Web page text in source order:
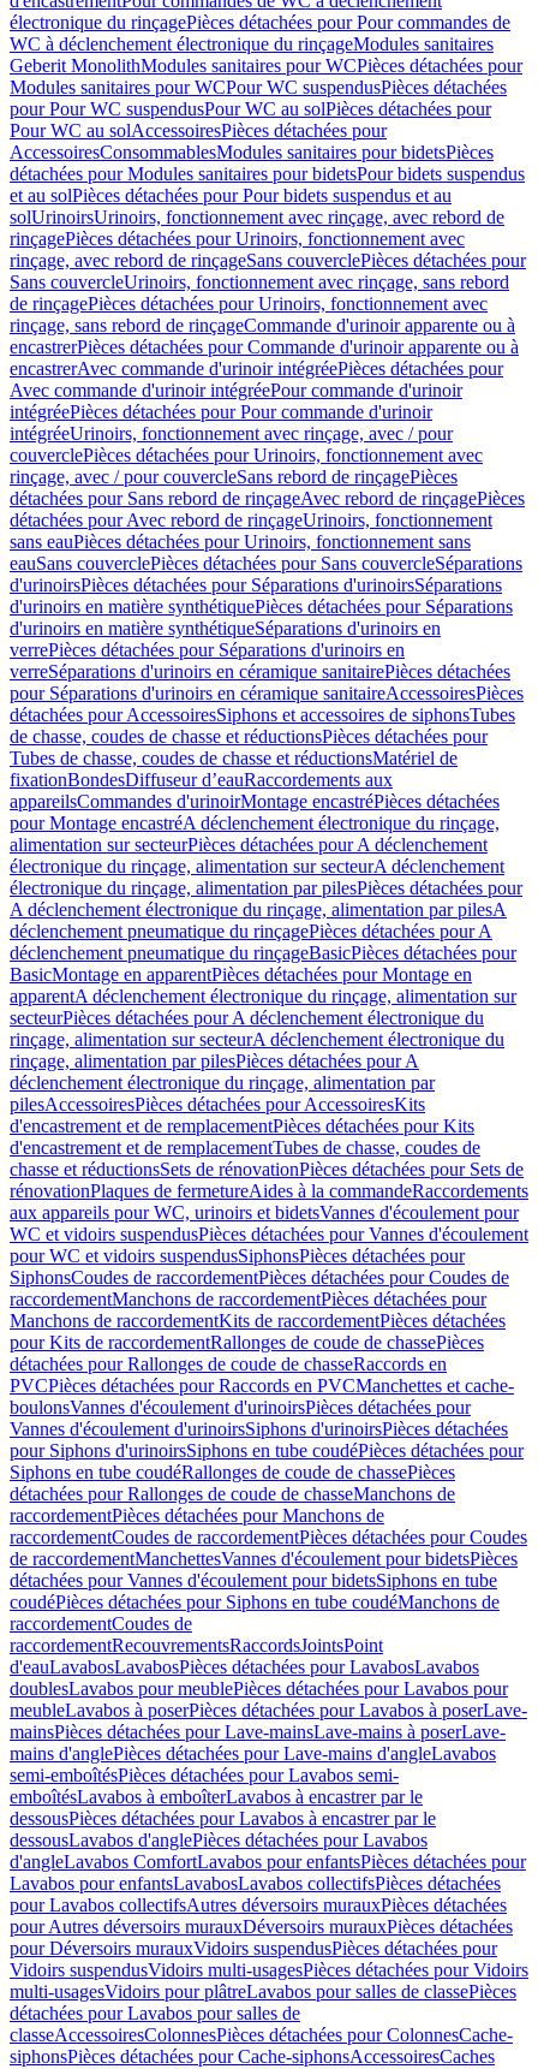
électronique du rinçagePièces détachées pour Pour commandes de
WC à déclenchement électronique du rinçageModules sanitaires
Geberit MonolithModules sanitaires pour WCPièces détachées pour
Modules sanitaires pour WCPour WC suspendusPièces détachées
pour Pour WC suspendusPour WC au solPièces détachées pour
Pour WC au solAccessoiresPièces détachées pour
AccessoiresConsommablesModules sanitaires pour bidetsPièces
détachées pour Modules sanitaires pour bidetsPour bidets suspendus
et au solPièces détachées pour Pour bidets suspendus et au
solUrinoirsUrinoirs, fonctionnement avec rinçage, avec rebord de
rinçagePièces détachées pour Urinoirs, fonctionnement avec
rinçage, avec rebord de rinçageSans couverclePièces détachées pour
Sans couvercleUrinoirs, fonctionnement avec rinçage, sans rebord
de rinçagePièces détachées pour Urinoirs, fonctionnement avec
rinçage, sans rebord de rinçageCommande d'urinoir apparente ou à
encastrerPièces détachées pour Commande d'urinoir apparente ou à
encastrerAvec commande d'urinoir intégréePièces détachées pour
Avec commande d'urinoir intégréePour commande d'urinoir
intégréePièces détachées pour Pour commande d'urinoir
intégréeUrinoirs, fonctionnement avec rinçage, avec / pour
couverclePièces détachées pour Urinoirs, fonctionnement avec
rinçage, avec / pour couvercleSans rebord de rinçagePièces
détachées pour Sans rebord de rinçageAvec rebord de rinçagePièces
détachées pour Avec rebord de rinçageUrinoirs, fonctionnement
sans eauPièces détachées pour Urinoirs, fonctionnement sans
eauSans couverclePièces détachées pour Sans couvercleSéparations
d'urinoirsPièces détachées pour Séparations d'urinoirsSéparations
d'urinoirs en matière synthétiquePièces détachées pour Séparations
d'urinoirs en matière synthétiqueSéparations d'urinoirs en
verrePièces détachées pour Séparations d'urinoirs en
verreSéparations d'urinoirs en céramique sanitairePièces détachées
pour Séparations d'urinoirs en céramique sanitaireAccessoiresPièces
détachées pour AccessoiresSiphons et accessoires de siphonsTubes
de chasse, coudes de chasse et réductionsPièces détachées pour
Tubes de chasse, coudes de chasse et réductionsMatériel de
fixationBondesDiffuseur d’eauRaccordements aux
appareilsCommandes d'urinoirMontage encastréPièces détachées
pour Montage encastréA déclenchement électronique du rinçage,
alimentation sur secteurPièces détachées pour A déclenchement
électronique du rinçage, alimentation sur secteurA déclenchement
électronique du rinçage, alimentation par pilesPièces détachées pour
A déclenchement électronique du rinçage, alimentation par pilesA
déclenchement pneumatique du rinçagePièces détachées pour A
déclenchement pneumatique du rinçageBasicPièces détachées pour
BasicMontage en apparentPièces détachées pour Montage en
apparentA déclenchement électronique du rinçage, alimentation sur
secteurPièces détachées pour A déclenchement électronique du
rinçage, alimentation sur secteurA déclenchement électronique du
rinçage, alimentation par pilesPièces détachées pour A
déclenchement électronique du rinçage, alimentation par
pilesAccessoiresPièces détachées pour AccessoiresKits
d'encastrement et de remplacementPièces détachées pour Kits
d'encastrement et de remplacementTubes de chasse, coudes de
chasse et réductionsSets de rénovationPièces détachées pour Sets de
rénovationPlaques de fermetureAides à la commandeRaccordements
aux appareils pour WC, urinoirs et bidetsVannes d'écoulement pour
WC et vidoirs suspendusPièces détachées pour Vannes d'écoulement
pour WC et vidoirs suspendusSiphonsPièces détachées pour
SiphonsCoudes de raccordementPièces détachées pour Coudes de
raccordementManchons de raccordementPièces détachées pour
Manchons de raccordementKits de raccordementPièces détachées
pour Kits de raccordementRallonges de coude de chassePièces
détachées pour Rallonges de coude de chasseRaccords en
PVCPièces détachées pour Raccords en PVCManchettes et cache-
boulonsVannes d'écoulement d'urinoirsPièces détachées pour
Vannes d'écoulement d'urinoirsSiphons d'urinoirsPièces détachées
pour Siphons d'urinoirsSiphons en tube coudéPièces détachées pour
Siphons en tube coudéRallonges de coude de chassePièces
détachées pour Rallonges de coude de chasseManchons de
raccordementPièces détachées pour Manchons de
raccordementCoudes de raccordementPièces détachées pour Coudes
de raccordementManchettesVannes d'écoulement pour bidetsPièces
détachées pour Vannes d'écoulement pour bidetsSiphons en tube
coudéPièces détachées pour Siphons en tube coudéManchons de
raccordementCoudes de
raccordementRecouvrementsRaccordsJointsPoint
d'eauLavabosLavabosPièces détachées pour LavabosLavabos
doublesLavabos pour meublePièces détachées pour Lavabos pour
meubleLavabos à poserPièces détachées pour Lavabos à poserLave-
mainsPièces détachées pour Lave-mainsLave-mains à poserLave-
mains d'anglePièces détachées pour Lave-mains d'angleLavabos
semi-emboîtésPièces détachées pour Lavabos semi-
emboîtésLavabos à emboîterLavabos à encastrer par le
dessousPièces détachées pour Lavabos à encastrer par le
dessousLavabos d'anglePièces détachées pour Lavabos
d'angleLavabos ComfortLavabos pour enfantsPièces détachées pour
Lavabos pour enfantsLavabosLavabos collectifsPièces détachées
pour Lavabos collectifsAutres déversoirs murauxPièces détachées
pour Autres déversoirs murauxDéversoirs murauxPièces détachées
pour Déversoirs murauxVidoirs suspendusPièces détachées pour
Vidoirs suspendusVidoirs multi-usagesPièces détachées pour Vidoirs
multi-usagesVidoirs pour plâtreLavabos pour salles de classePièces
détachées pour Lavabos pour salles de
classeAccessoiresColonnesPièces détachées pour ColonnesCache-
siphonsPièces détachées pour Cache-siphonsAccessoiresCaches